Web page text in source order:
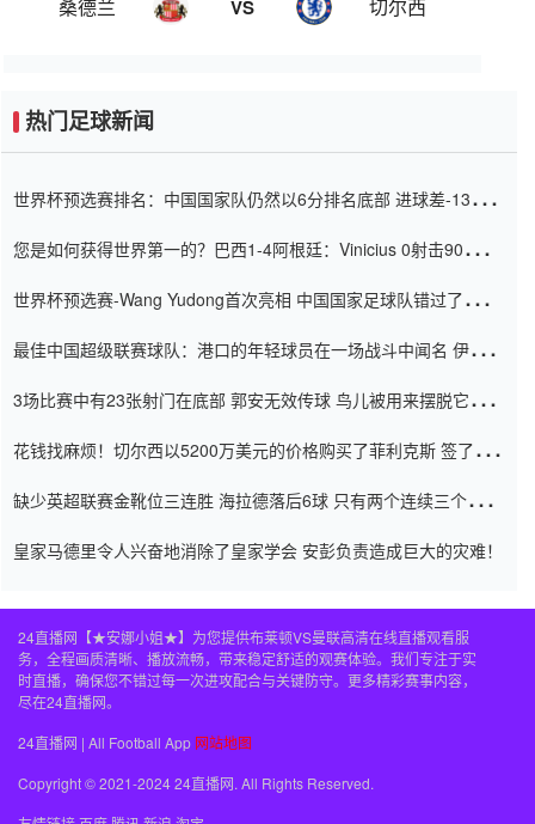
桑德兰 VS 切尔西
热门足球新闻
世界杯预选赛排名：中国国家队仍然以6分排名底部 进球差-13令人
您是如何获得世界第一的？巴西1-4阿根廷：Vinicius 0射击90分钟
世界杯预选赛-Wang Yudong首次亮相 中国国家足球队错过了世界
最佳中国超级联赛球队：港口的年轻球员在一场战斗中闻名 伊万放
3场比赛中有23张射门在底部 郭安无效传球 鸟儿被用来摆脱它
花钱找麻烦！切尔西以5200万美元的价格购买了菲利克斯 签了7年
缺少英超联赛金靴位三连胜 海拉德落后6球 只有两个连续三个连续
皇家马德里令人兴奋地消除了皇家学会 安彭负责造成巨大的灾难！
24直播网【★安娜小姐★】为您提供布莱顿VS曼联高清在线直播观看服
务，全程画质清晰、播放流畅，带来稳定舒适的观赛体验。我们专注于实
时直播，确保您不错过每一次进攻配合与关键防守。更多精彩赛事内容，
尽在24直播网。
24直播网 | All Football App 网站地图
Copyright © 2021-2024 24直播网. All Rights Reserved.